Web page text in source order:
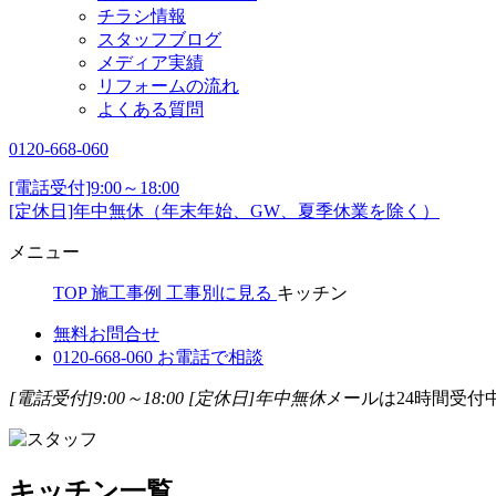
チラシ情報
スタッフブログ
メディア実績
リフォームの流れ
よくある質問
0120-668-060
[電話受付]9:00～18:00
[定休日]年中無休（年末年始、GW、夏季休業を除く）
メニュー
TOP 施工事例 工事別に見る キッチン
無料お問合せ
0120-668-060 お電話で相談
[電話受付]9:00～18:00 [定休日]年中無休メールは24時間受付